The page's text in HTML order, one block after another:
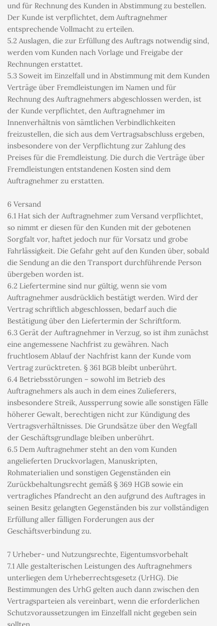
und für Rechnung des Kunden in Abstimmung zu bestellen.
Der Kunde ist verpflichtet, dem Auftragnehmer
entsprechende Vollmacht zu erteilen.
5.2 Auslagen, die zur Erfüllung des Auftrags notwendig sind,
werden vom Kunden nach Vorlage und Freigabe der
Rechnungen erstattet.
5.3 Soweit im Einzelfall und in Abstimmung mit dem Kunden
Verträge über Fremdleistungen im Namen und für
Rechnung des Auftragnehmers abgeschlossen werden, ist
der Kunde verpflichtet, den Auftragnehmer im
Innenverhältnis von sämtlichen Verbindlichkeiten
freizustellen, die sich aus dem Vertragsabschluss ergeben,
insbesondere von der Verpflichtung zur Zahlung des
Preises für die Fremdleistung. Die durch die Verträge über
Fremdleistungen entstandenen Kosten sind dem
Auftragnehmer zu erstatten.
6 Versand
6.1 Hat sich der Auftragnehmer zum Versand verpflichtet,
so nimmt er diesen für den Kunden mit der gebotenen
Sorgfalt vor, haftet jedoch nur für Vorsatz und grobe
Fahrlässigkeit. Die Gefahr geht auf den Kunden über, sobald
die Sendung an die den Transport durchführende Person
übergeben worden ist.
6.2 Liefertermine sind nur gültig, wenn sie vom
Auftragnehmer ausdrücklich bestätigt werden. Wird der
Vertrag schriftlich abgeschlossen, bedarf auch die
Bestätigung über den Liefertermin der Schriftform.
6.3 Gerät der Auftragnehmer in Verzug, so ist ihm zunächst
eine angemessene Nachfrist zu gewähren. Nach
fruchtlosem Ablauf der Nachfrist kann der Kunde vom
Vertrag zurücktreten. § 361 BGB bleibt unberührt.
6.4 Betriebsstörungen – sowohl im Betrieb des
Auftragnehmers als auch in dem eines Zulieferers,
insbesondere Streik, Aussperrung sowie alle sonstigen Fälle
höherer Gewalt, berechtigen nicht zur Kündigung des
Vertragsverhältnisses. Die Grundsätze über den Wegfall
der Geschäftsgrundlage bleiben unberührt.
6.5 Dem Auftragnehmer steht an den vom Kunden
angelieferten Druckvorlagen, Manuskripten,
Rohmaterialien und sonstigen Gegenständen ein
Zurückbehaltungsrecht gemäß § 369 HGB sowie ein
vertragliches Pfandrecht an den aufgrund des Auftrages in
seinen Besitz gelangten Gegenständen bis zur vollständigen
Erfüllung aller fälligen Forderungen aus der
Geschäftsverbindung zu.
7 Urheber- und Nutzungsrechte, Eigentumsvorbehalt
7.1 Alle gestalterischen Leistungen des Auftragnehmers
unterliegen dem Urheberrechtsgesetz (UrHG). Die
Bestimmungen des UrhG gelten auch dann zwischen den
Vertragsparteien als vereinbart, wenn die erforderlichen
Schutzvoraussetzungen im Einzelfall nicht gegeben sein